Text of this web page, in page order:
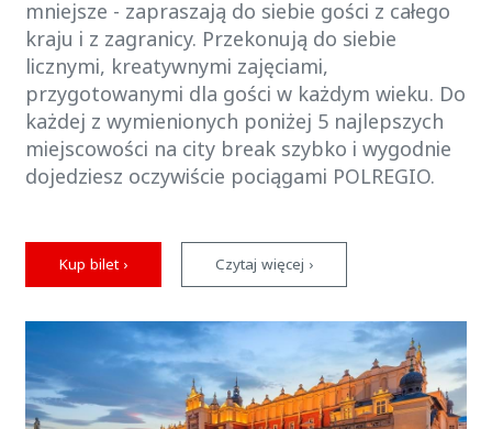
mniejsze - zapraszają do siebie gości z całego
kraju i z zagranicy. Przekonują do siebie
licznymi, kreatywnymi zajęciami,
przygotowanymi dla gości w każdym wieku. Do
każdej z wymienionych poniżej 5 najlepszych
miejscowości na city break szybko i wygodnie
dojedziesz oczywiście pociągami POLREGIO.
Kup bilet › Czytaj więcej ›